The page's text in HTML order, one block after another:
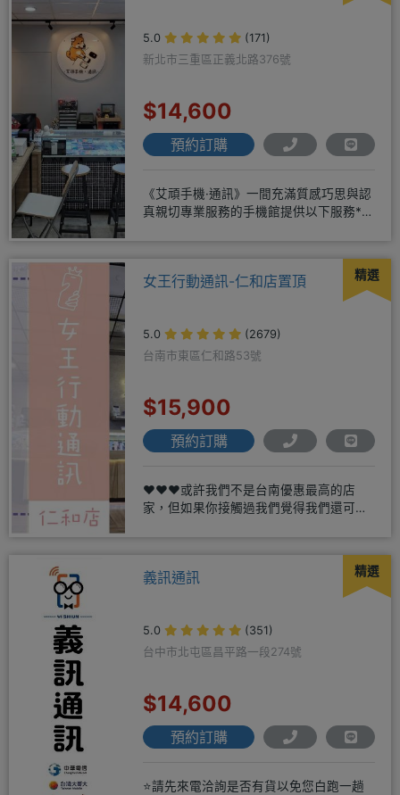
5.0
(171)
新北市三重區正義北路376號
$14,600
預約訂購
《艾頑手機·通訊》一間充滿質感巧思與認
真親切專業服務的手機館提供以下服務*免
精選
女王行動通訊-仁和店置頂
5.0
(2679)
台南市東區仁和路53號
$15,900
預約訂購
❤️❤️❤️或許我們不是台南優惠最高的店
家，但如果你接觸過我們覺得我們還可
精選
義訊通訊
5.0
(351)
台中市北屯區昌平路一段274號
$14,600
預約訂購
⭐請先來電洽詢是否有貨以免您白跑一趟